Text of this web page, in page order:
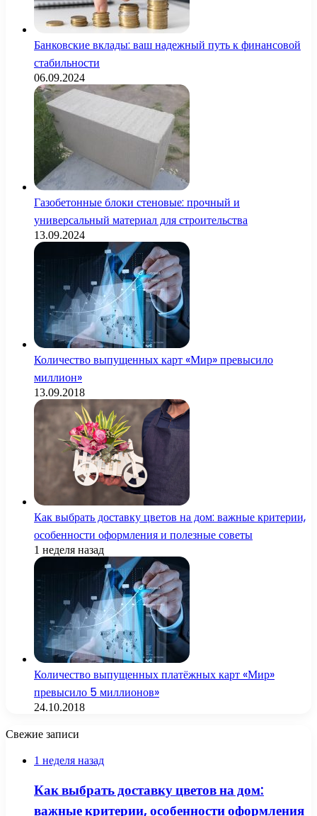
Банковские вклады: ваш надежный путь к финансовой
стабильности
06.09.2024
Газобетонные блоки стеновые: прочный и
универсальный материал для строительства
13.09.2024
Количество выпущенных карт «Мир» превысило
миллион»
13.09.2018
Как выбрать доставку цветов на дом: важные критерии,
особенности оформления и полезные советы
1 неделя назад
Количество выпущенных платёжных карт «Мир»
превысило 5 миллионов»
24.10.2018
Свежие записи
1 неделя назад
Как выбрать доставку цветов на дом:
важные критерии, особенности оформления